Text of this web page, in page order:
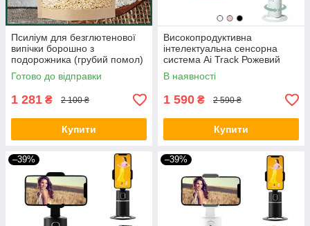
Псиліум для безглютенової
випічки борошно з
подорожника (грубий помол)
1500 грам
Готово до відправки
1 281 ₴ 2 100 ₴
Купити
Високопродуктивна
інтелектуальна сенсорна
система Ai Track Рожевий
BIO
В наявності
1 590 ₴ 2 590 ₴
Купити
–39% –39%